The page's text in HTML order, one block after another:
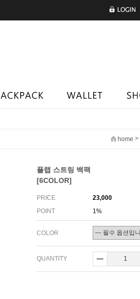
home >
플랩 스트링 백팩
[6COLOR]
PRICE
23,000
POINT
1%
COLOR
QUANTITY